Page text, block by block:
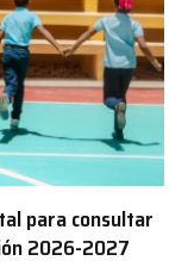
para consultar
2026-2027